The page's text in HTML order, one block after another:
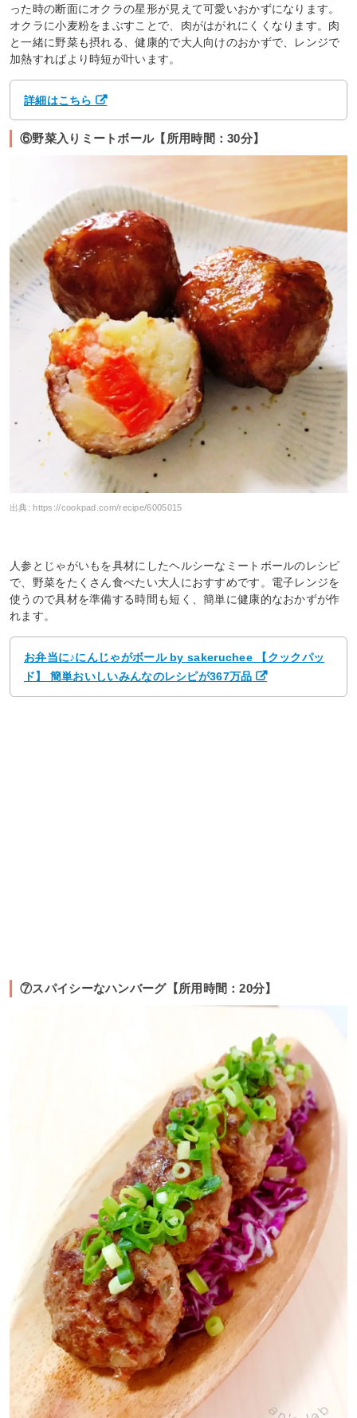
った時の断面にオクラの星形が見えて可愛いおかずになります。
オクラに小麦粉をまぶすことで、肉がはがれにくくなります。肉
と一緒に野菜も摂れる、健康的で大人向けのおかずで、レンジで
加熱すればより時短が叶います。
詳細はこちら
⑥野菜入りミートボール【所用時間：30分】
出典: https://cookpad.com/recipe/6005015
人参とじゃがいもを具材にしたヘルシーなミートボールのレシピ
で、野菜をたくさん食べたい大人におすすめです。電子レンジを
使うので具材を準備する時間も短く、簡単に健康的なおかずが作
れます。
お弁当に♪にんじゃがボール by sakeruchee 【クックパッ
ド】 簡単おいしいみんなのレシピが367万品
⑦スパイシーなハンバーグ【所用時間：20分】